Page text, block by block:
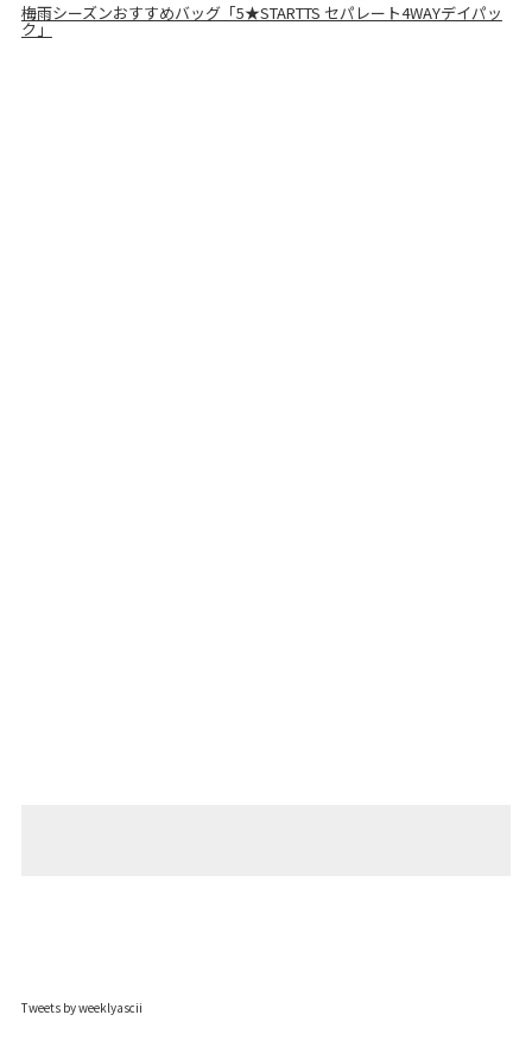
梅雨シーズンおすすめバッグ「5★STARTTS セパレート4WAYデイパッ
ク」
Tweets by weeklyascii